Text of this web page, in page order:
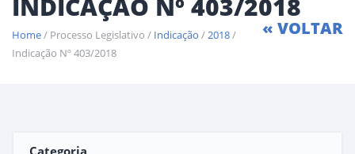
INDICAÇÃO Nº 403/2018
« VOLTAR
Home/ Processo Legislativo / Indicação /2018/
Indicação Nº 403/2018
Categoria